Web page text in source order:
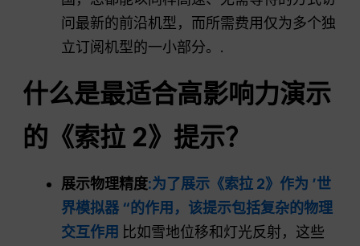
问最新的前沿机型，而所需费用仅为多个独
立订阅机型的一小部分。.
什么是最适合高影响力演示
的《索拉 2》提示？
展示物理精度:为了展示《索拉 2》作为 ’世
界模拟器 “的作用，该提示包括复杂的物理
交互作用 比如雪地位移和灯光反射，这些